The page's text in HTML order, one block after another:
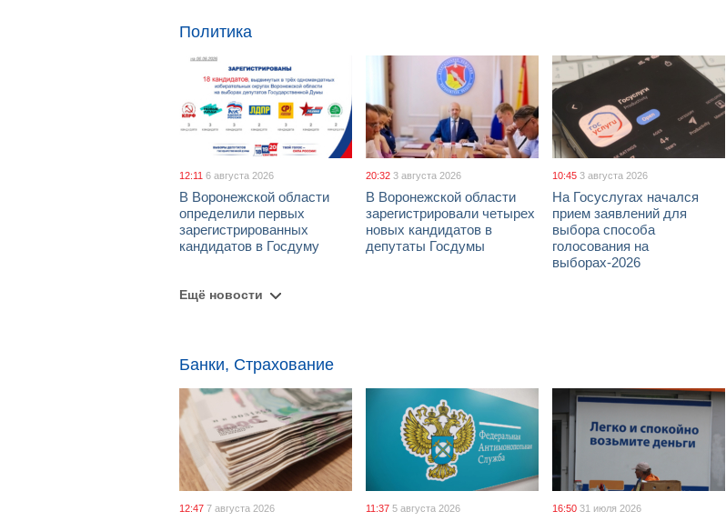
Политика
12:11 6 августа 2026
В Воронежской области
определили первых
зарегистрированных
кандидатов в Госдуму
20:32 3 августа 2026
В Воронежской области
зарегистрировали четырех
новых кандидатов в
депутаты Госдумы
10:45 3 августа 2026
На Госуслугах начался
прием заявлений для
выбора способа
голосования на
выборах-2026
Ещё новости
Банки, Страхование
12:47 7 августа 2026 11:37 5 августа 2026 16:50 31 июля 2026